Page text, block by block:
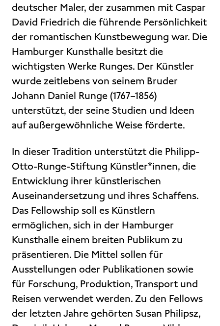
deutscher Maler, der zusammen mit Caspar
David Friedrich die führende Persönlichkeit
der romantischen Kunstbewegung war. Die
Hamburger Kunsthalle besitzt die
wichtigsten Werke Runges. Der Künstler
wurde zeitlebens von seinem Bruder
Johann Daniel Runge (1767–1856)
unterstützt, der seine Studien und Ideen
auf außergewöhnliche Weise förderte.
In dieser Tradition unterstützt die Philipp-
Otto-Runge-Stiftung Künstler*innen, die
Entwicklung ihrer künstlerischen
Auseinandersetzung und ihres Schaffens.
Das Fellowship soll es Künstlern
ermöglichen, sich in der Hamburger
Kunsthalle einem breiten Publikum zu
präsentieren. Die Mittel sollen für
Ausstellungen oder Publikationen sowie
für Forschung, Produktion, Transport und
Reisen verwendet werden. Zu den Fellows
der letzten Jahre gehörten Susan Philipsz,